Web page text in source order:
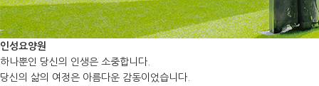
인성요양원
하나뿐인 당신의 인생은 소중합니다.
당신의 삶의 여정은 아름다운 감동이었습니다.